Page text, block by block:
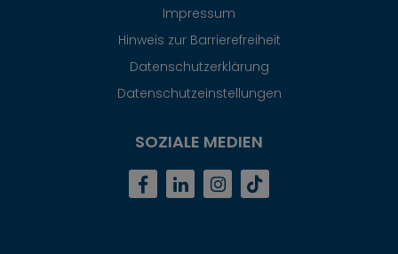
Impressum
Hinweis zur Barrierefreiheit
Datenschutzerklärung
Datenschutzeinstellungen
SOZIALE MEDIEN